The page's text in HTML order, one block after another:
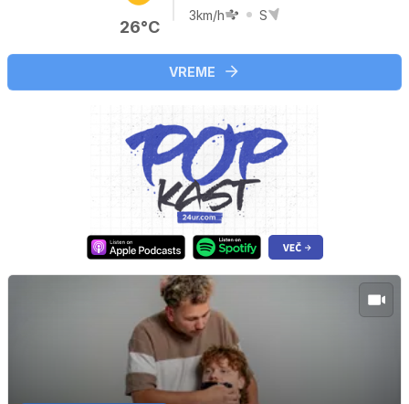
26°C
3km/h S
VREME